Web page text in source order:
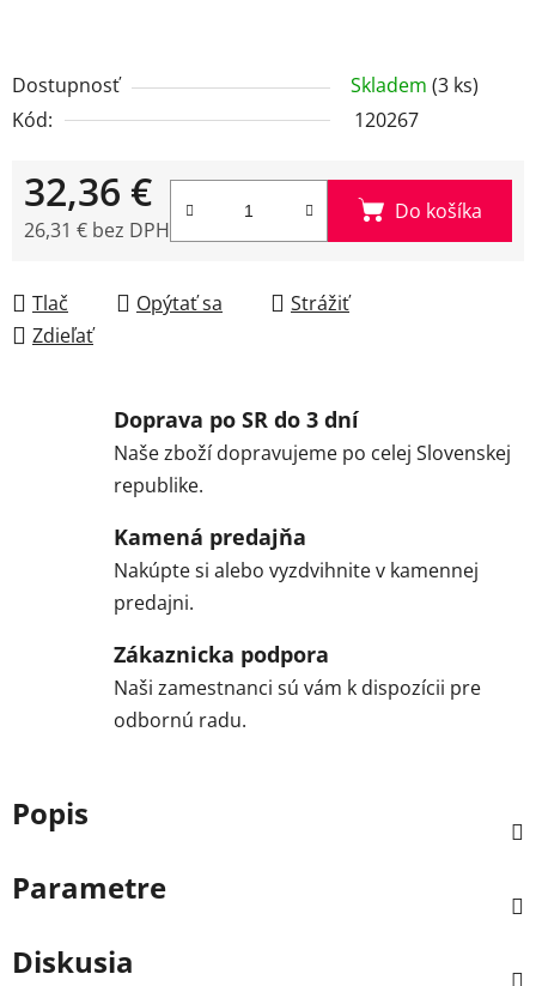
Dostupnosť Skladem (3 ks)
Kód:
120267
32,36 €
26,31 € bez DPH
Do košíka
Tlač Opýtať sa
Strážiť
Zdieľať
Doprava po SR do 3 dní
Naše zboží dopravujeme po celej Slovenskej
republike.
Kamená predajňa
Nakúpte si alebo vyzdvihnite v kamennej
predajni.
Zákaznicka podpora
Naši zamestnanci sú vám k dispozícii pre
odbornú radu.
Popis
Parametre
Diskusia